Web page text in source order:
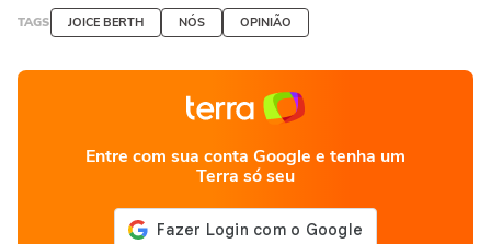
TAGS JOICE BERTH NÓS OPINIÃO
Entre com sua conta Google e tenha um
Terra só seu